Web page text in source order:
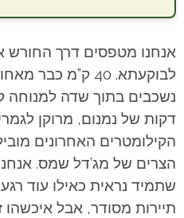
אנחנו מטפסים דרך החורש
לבוקעתא. 40 ק”מ
נשכבים בתוך שדה למנוחה
דקות של נמנום, מרוקן
הקילומטרים האחרונים
הצרים של מג’דל שמס.
שתמיד נראית כאילו עוד
תיירות מסודר, אבל